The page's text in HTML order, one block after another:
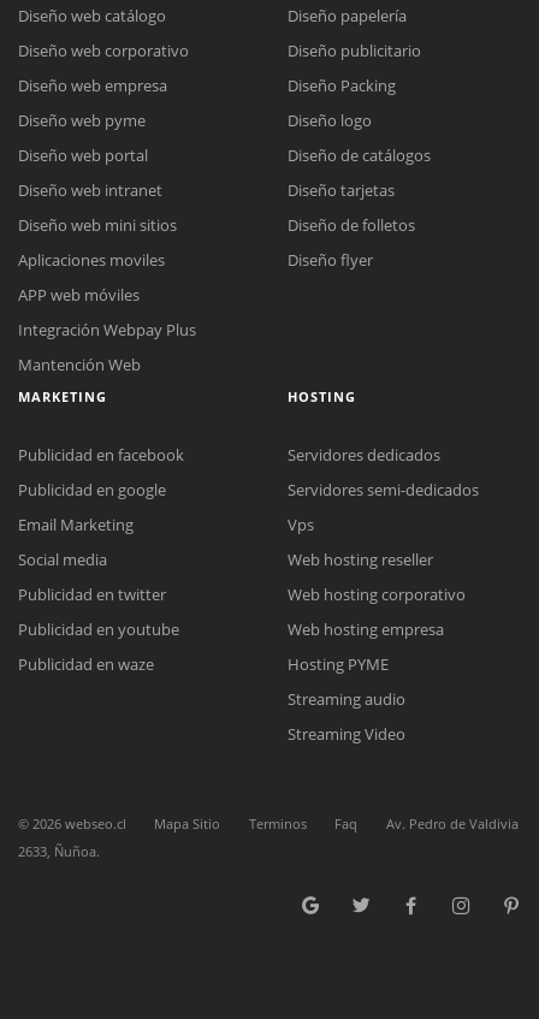
Reunión online
Nuestros ejecutivos le enviarán un correo electrónico con el enlace a
Meet para la reunión online.
Cotización
Complete el formulario y nos contactaremos a la brevedad.
Chat Online
para enviarnos un correo electrónico con sus datos personales.
Diseño web catálogo
Diseño web corporativo
Diseño web empresa
Diseño web pyme
Diseño web portal
Diseño web intranet
Diseño web mini sitios
Aplicaciones moviles
APP web móviles
Integración Webpay Plus
Mantención Web
Diseño papelería
Diseño publicitario
Diseño Packing
Diseño logo
Diseño de catálogos
Diseño tarjetas
Diseño de folletos
Diseño flyer
MARKETING
Publicidad en facebook
Publicidad en google
Email Marketing
Social media
Publicidad en twitter
Publicidad en youtube
Publicidad en waze
HOSTING
Servidores dedicados
Servidores semi-dedicados
Vps
Web hosting reseller
Web hosting corporativo
Web hosting empresa
Hosting PYME
Streaming audio
Streaming Video
© 2026 webseo.cl Mapa Sitio Terminos Faq
Av. Pedro de Valdivia
2633, Ñuñoa.